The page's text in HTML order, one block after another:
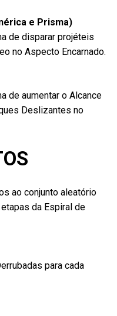
e Prisma)
de disparar projéteis
no Aspecto Encarnado.
de aumentar o Alcance
Deslizantes no
ao conjunto aleatório
da Espiral de
para cada